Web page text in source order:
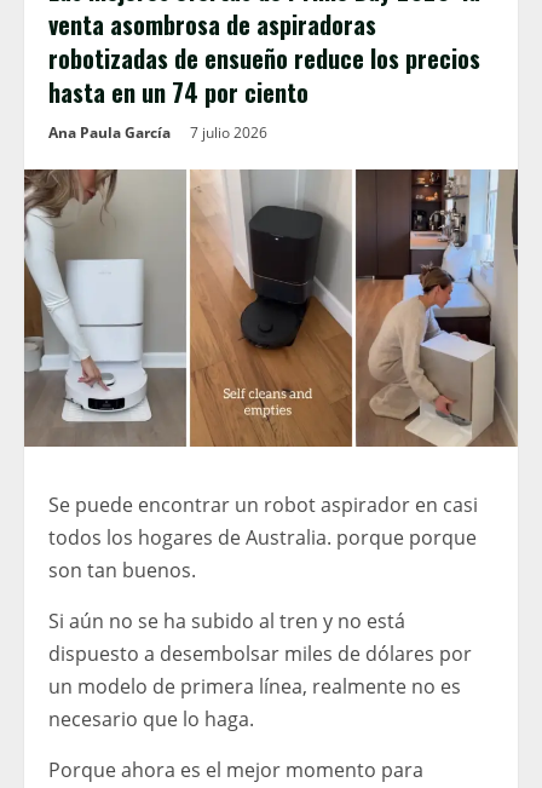
venta asombrosa de aspiradoras
robotizadas de ensueño reduce los precios
hasta en un 74 por ciento
Ana Paula García 7 julio 2026
Se puede encontrar un robot aspirador en casi
todos los hogares de Australia. porque porque
son tan buenos.
Si aún no se ha subido al tren y no está
dispuesto a desembolsar miles de dólares por
un modelo de primera línea, realmente no es
necesario que lo haga.
Porque ahora es el mejor momento para